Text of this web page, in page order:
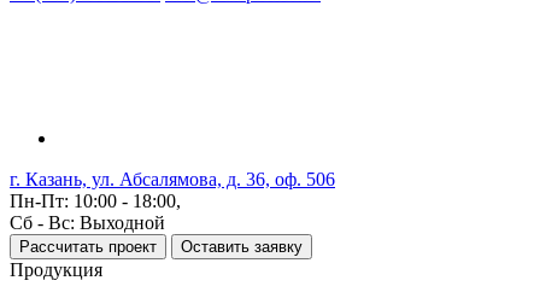
г. Казань, ул. Абсалямова, д. 36, оф. 506
Пн-Пт: 10:00 - 18:00,
Сб - Вс: Выходной
Рассчитать проект Оставить заявку
Продукция